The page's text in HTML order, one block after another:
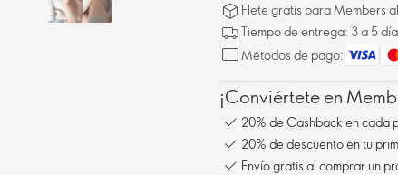
Flete gratis para Members
Tiempo de entrega: 3 a 5
Métodos de pago:
¡Conviértete en
20% de Cashback en cada
20% de descuento en tu
Envío gratis al comprar un